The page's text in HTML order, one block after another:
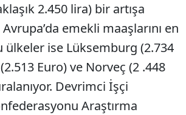
2.450 lira) bir artışa
emekli maaşlarını en
ülkeler ise Lüksemburg (2.734
Euro) ve Norveç (2 .448
Devrimci İşçi
Araştırma